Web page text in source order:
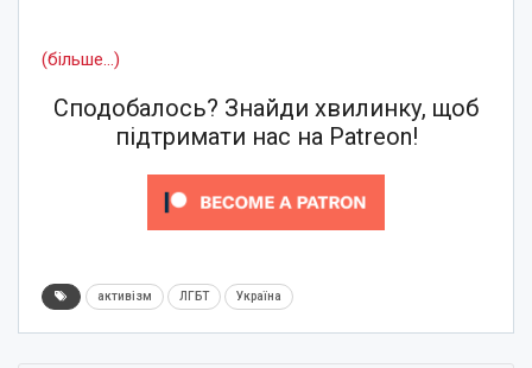
(більше…)
Сподобалось? Знайди хвилинку, щоб
підтримати нас на Patreon!
активізм ЛГБТ Україна